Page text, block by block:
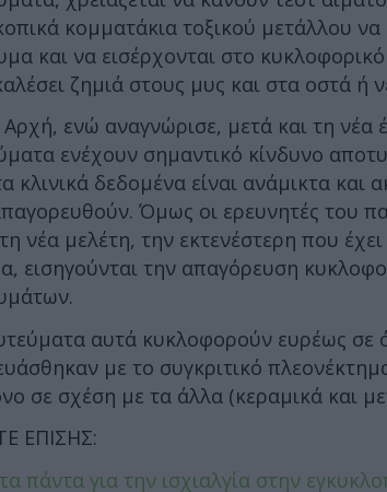
κομματάκια τοξικού μετάλλου
και να εισέρχονται στο
ζημιά στους μυς και στα οστά ή
ενώ αναγνώρισε, μετά και τη νέα
ενέχουν σημαντικό κίνδυνο
κλινικά δεδομένα είναι ανάμικτα και
Όμως οι ερευνητές του
νέα μελέτη, την εκτενέστερη που
εισηγούνται την απαγόρευση
αυτά κυκλοφορούν ευρέως σε
με το συγκριτικό
σε σχέση με τα άλλα (κεραμικά και
ΕΠΙΣΗΣ:
πάντα για την ισχιαλγία στην